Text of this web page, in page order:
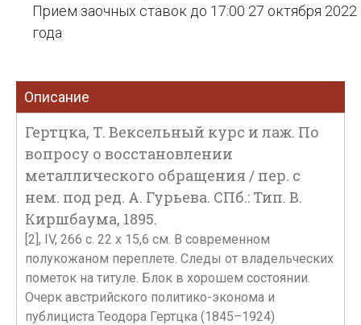
Прием заочных ставок до 17:00 27 октября 2022
года
Описание
Гертцка, Т. Вексельный курс и лаж. По
вопросу о восстановлении
металлического обращения / пер. с
нем. под ред. А. Гурьева. СПб.: Тип. В.
Киршбаума, 1895.
[2], IV, 266 с. 22 х 15,6 см. В современном
полукожаном переплете. Следы от владельческих
пометок на титуле. Блок в хорошем состоянии.
Очерк австрийского политико-эконома и
публициста Теодора Гертцка (1845–1924)